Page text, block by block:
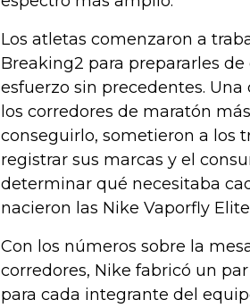
Los atletas comenzaron a
Breaking2 para prepararles
esfuerzo sin precedentes.
los corredores de maratón
conseguirlo, sometieron a los
registrar sus marcas y el
determinar qué necesitaba
nacieron las Nike Vaporfly
Con los números sobre la
corredores, Nike fabricó un
para cada integrante del